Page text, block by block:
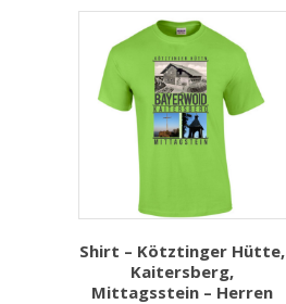
Shirt – Kötztinger Hütte,
Kaitersberg,
Mittagsstein – Herren